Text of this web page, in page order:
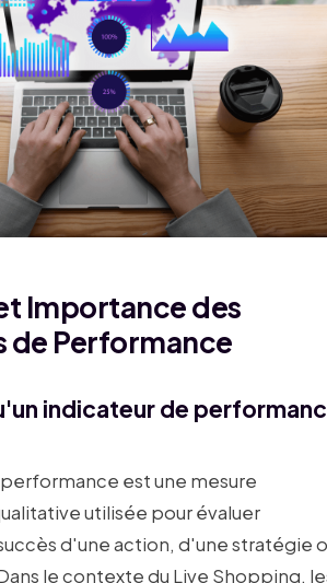
Importance des
de Performance
indicateur de
est une mesure
utilisée pour évaluer
d'une action, d'une stratégie
le contexte du Live Shopping,